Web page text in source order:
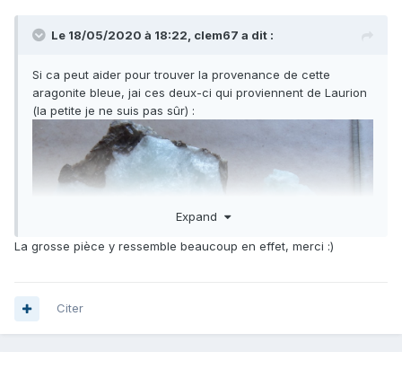
Le 18/05/2020 à 18:22, clem67 a dit :
Si ca peut aider pour trouver la provenance de cette
aragonite bleue, jai ces deux-ci qui proviennent de Laurion
(la petite je ne suis pas sûr) :
Expand
La grosse pièce y ressemble beaucoup en effet, merci :)
Citer